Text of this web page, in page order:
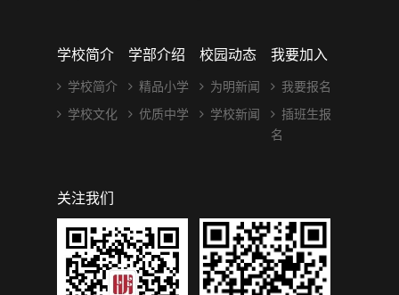
学校简介
学校简介
学校文化
学部介绍
精品小学
优质中学
校园动态
为明新闻
学校新闻
我要加入
我要报名
插班生报
名
关注我们